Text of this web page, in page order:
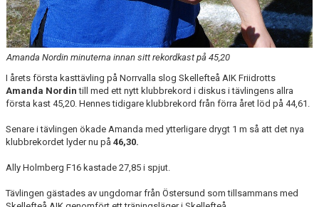
Amanda Nordin minuterna innan sitt rekordkast på 45,20
I årets första kasttävling på Norrvalla slog Skellefteå AIK Friidrotts
Amanda Nordin till med ett nytt klubbrekord i diskus i tävlingens allra
första kast 45,20. Hennes tidigare klubbrekord från förra året löd på 44,61.
Senare i tävlingen ökade Amanda med ytterligare drygt 1 m så att det nya
klubbrekordet lyder nu på 46,30.
Ally Holmberg F16 kastade 27,85 i spjut.
Tävlingen gästades av ungdomar från Östersund som tillsammans med